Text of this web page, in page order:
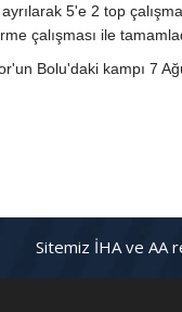
5'e 2 top
çalışması ile
Bolu'daki kampı 7
Sitemiz İHA ve AA